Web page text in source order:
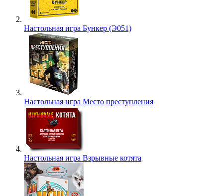
Настольная игра Бункер (Э051)
Настольная игра Место преступления
Настольная игра Взрывные котята